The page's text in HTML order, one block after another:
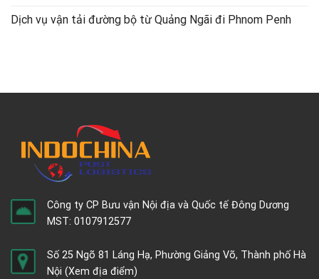
Dịch vụ vận tải đường bộ từ Quảng Ngãi đi Phnom Penh
Công ty CP Bưu vận Nội địa và Quốc tế Đông Dương
MST: 0107912577
Số 25 Ngõ 81 Láng Hạ, Phường Giảng Võ, Thành phố Hà
Nội (Xem địa điểm)